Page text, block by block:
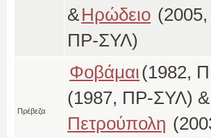
&Ηρώδειο
ΠΡ-ΣΥΛ)
Πρέβεζα
Φοβάμαι(1982,
(1987, ΠΡ-ΣΥΛ) &
Πετρούπολη